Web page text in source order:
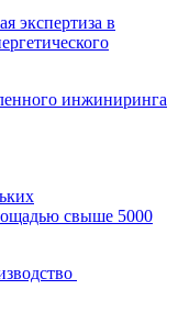
экспертиза в
свыше 5000